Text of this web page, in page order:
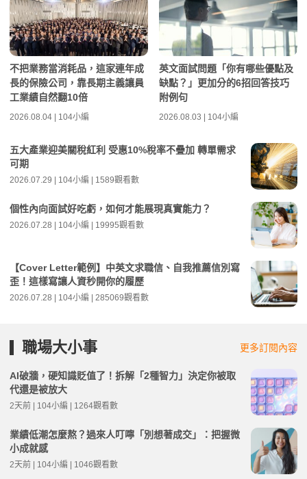
不把業務當消耗品，這家連年成
長的保險公司，靠長期主義讓員
工業績自然翻10倍
2026.08.04 | 104小編
英文面試問題「你有哪些優點及
缺點？」更加分的6招回答技巧
附例句
2026.08.03 | 104小編
五大產業迎美關稅紅利 受惠10%稅率不疊加 轉單需求
可期
2026.07.29 | 104小編 | 1589觀看數
個性內向面試好吃虧，如何才能展現真實能力？
2026.07.28 | 104小編 | 19995觀看數
【Cover Letter範例】中英文求職信、自我推薦信別寫
歪！這樣寫讓人資秒開你的履歷
2026.07.28 | 104小編 | 285069觀看數
職場大小事 更多訂閱內容
AI破牆，硬知識貶值了！拆解「2種智力」決定你被取
代還是被放大
2天前 | 104小編 | 1264觀看數
業績低潮怎麼熬？過來人叮嚀「別想著成交」：把握微
小成就感
2天前 | 104小編 | 1046觀看數